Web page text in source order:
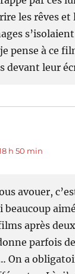
les rêves
pense à ce
devant leur
h 50 min
avouer,
beaucoup
après
parfois
On a